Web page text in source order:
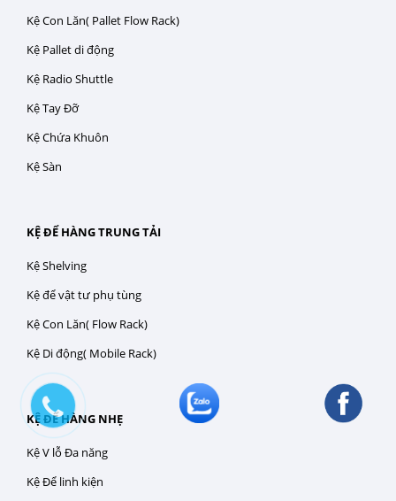
Kệ Con Lăn( Pallet Flow Rack)
Kệ Pallet di động
Kệ Radio Shuttle
Kệ Tay Đỡ
Kệ Chứa Khuôn
Kệ Sàn
KỆ ĐỂ HÀNG TRUNG TẢI
Kệ Shelving
Kệ để vật tư phụ tùng
Kệ Con Lăn( Flow Rack)
Kệ Di động( Mobile Rack)
KỆ ĐỂ HÀNG NHẸ
Kệ V lỗ Đa năng
Kệ Để linh kiện